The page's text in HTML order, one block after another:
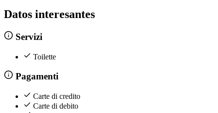
Datos interesantes
Servizi
Toilette
Pagamenti
Carte di credito
Carte di debito